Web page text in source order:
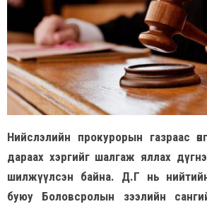
Нийслэлийн прокурорын газраас
дараах хэргийг шалгаж яллах
шилжүүлсэн байна. Д.Г нь
буюу Боловсролын зээлийн